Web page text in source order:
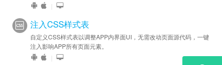
|
注入CSS样式表
自定义CSS样式表以调整APP内界面UI，无需改动页面源代码，一键
注入影响APP所有页面元素。
|